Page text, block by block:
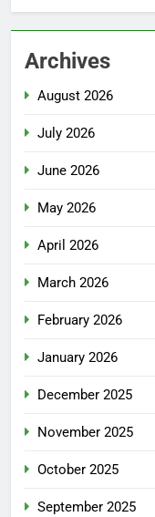
Archives
August 2026
July 2026
June 2026
May 2026
April 2026
March 2026
February 2026
January 2026
December 2025
November 2025
October 2025
September 2025